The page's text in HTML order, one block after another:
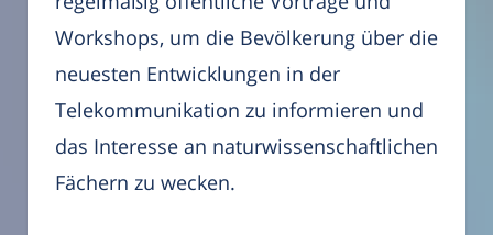
Workshops, um die Bevölkerung über die
neuesten Entwicklungen in der
Telekommunikation zu informieren und
das Interesse an naturwissenschaftlichen
Fächern zu wecken.